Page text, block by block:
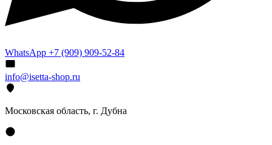
WhatsApp +7 (909) 909-52-84
info@isetta-shop.ru
Московская область, г. Дубна